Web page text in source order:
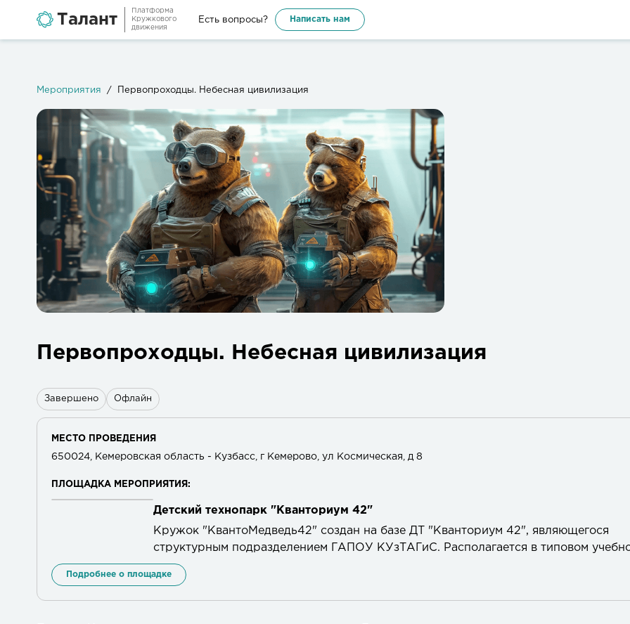
Талант
Платформа
Кружкового
движения
Есть вопросы? Написать нам
Мероприятия Первопроходцы. Небесная цивилизация
Первопроходцы. Небесная цивилизация
Завершено Офлайн
МЕСТО ПРОВЕДЕНИЯ
650024, Кемеровская область - Кузбасс, г Кемерово, ул Космическая, д 8
ПЛОЩАДКА МЕРОПРИЯТИЯ:
Детский технопарк "Кванториум 42"
Кружок "КвантоМедведь42" создан на базе ДТ "Кванториум 42", являющегося
структурным подразделением ГАПОУ КУзТАГиС. Располагается в типовом
корпусе техникума.
Подробнее о площадке